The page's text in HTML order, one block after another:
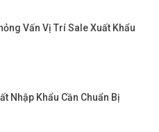
Vấn Vị Trí Sale Xuất Khẩu
Nhập Khẩu Cần Chuẩn Bị